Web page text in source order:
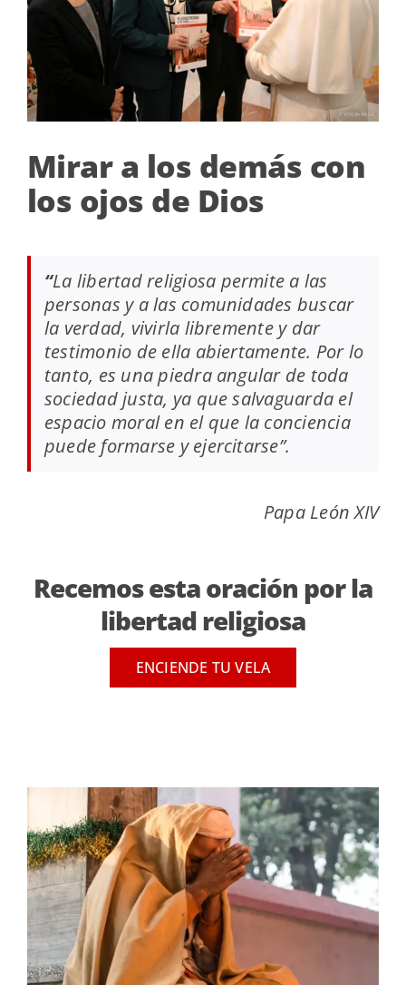
Mirar a los demás con
los ojos de Dios
“La libertad religiosa permite a las
personas y a las comunidades buscar
la verdad, vivirla libremente y dar
testimonio de ella abiertamente. Por lo
tanto, es una piedra angular de toda
sociedad justa, ya que salvaguarda el
espacio moral en el que la conciencia
puede formarse y ejercitarse”.
Papa León XIV
Recemos esta oración por la
libertad religiosa
ENCIENDE TU VELA